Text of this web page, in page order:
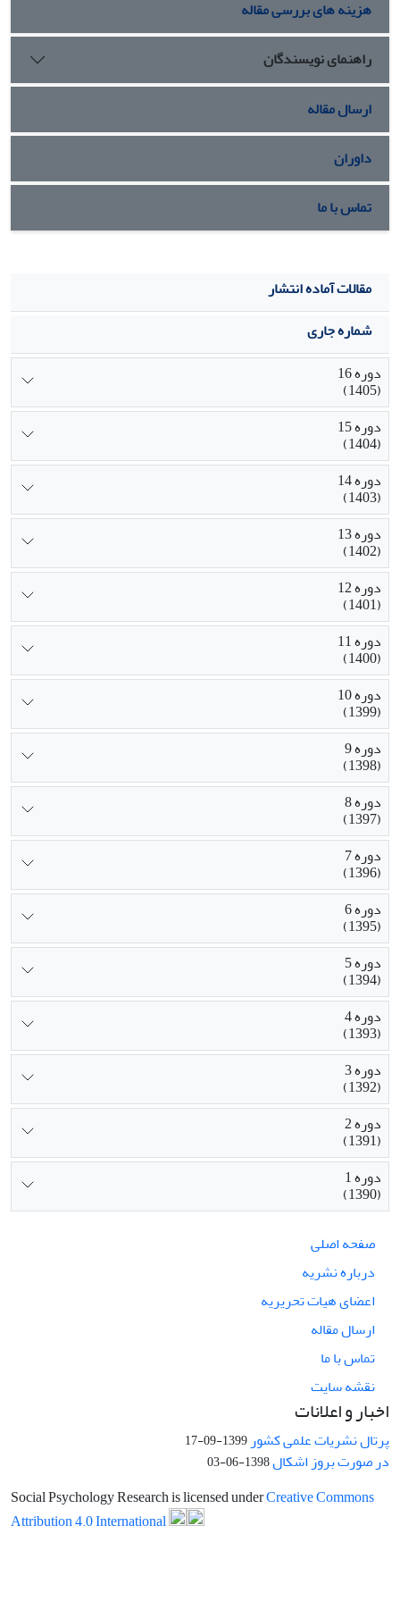
هزینه های بررسی مقاله
راهنمای نویسندگان
ارسال مقاله
داوران
تماس با ما
مقالات آماده انتشار
شماره جاری
دوره 16
(1405)
دوره 15
(1404)
دوره 14
(1403)
دوره 13
(1402)
دوره 12
(1401)
دوره 11
(1400)
دوره 10
(1399)
دوره 9
(1398)
دوره 8
(1397)
دوره 7
(1396)
دوره 6
(1395)
دوره 5
(1394)
دوره 4
(1393)
دوره 3
(1392)
دوره 2
(1391)
دوره 1
(1390)
صفحه اصلی
درباره نشریه
اعضای هیات تحریریه
ارسال مقاله
تماس با ما
نقشه سایت
اخبار و اعلانات
پرتال نشریات علمی کشور 1399-09-17
در صورت بروز اشکال1398-06-03
Social Psychology Research is licensed underCreative Commons
Attribution 4.0 International